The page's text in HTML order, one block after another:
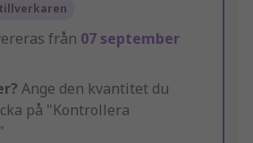
från 07 september
Ange den kvantitet du
på "Kontrollera